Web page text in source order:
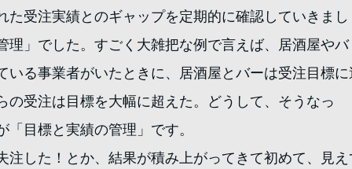
た受注実績とのギャップを定期的に確認していきまし
理」でした。すごく大雑把な例で言えば、居酒屋やバ
いる事業者がいたときに、居酒屋とバーは受注目標に
の受注は目標を大幅に超えた。どうして、そうなっ
目標と実績の管理」です。
注した！とか、結果が積み上がってきて初めて、見え